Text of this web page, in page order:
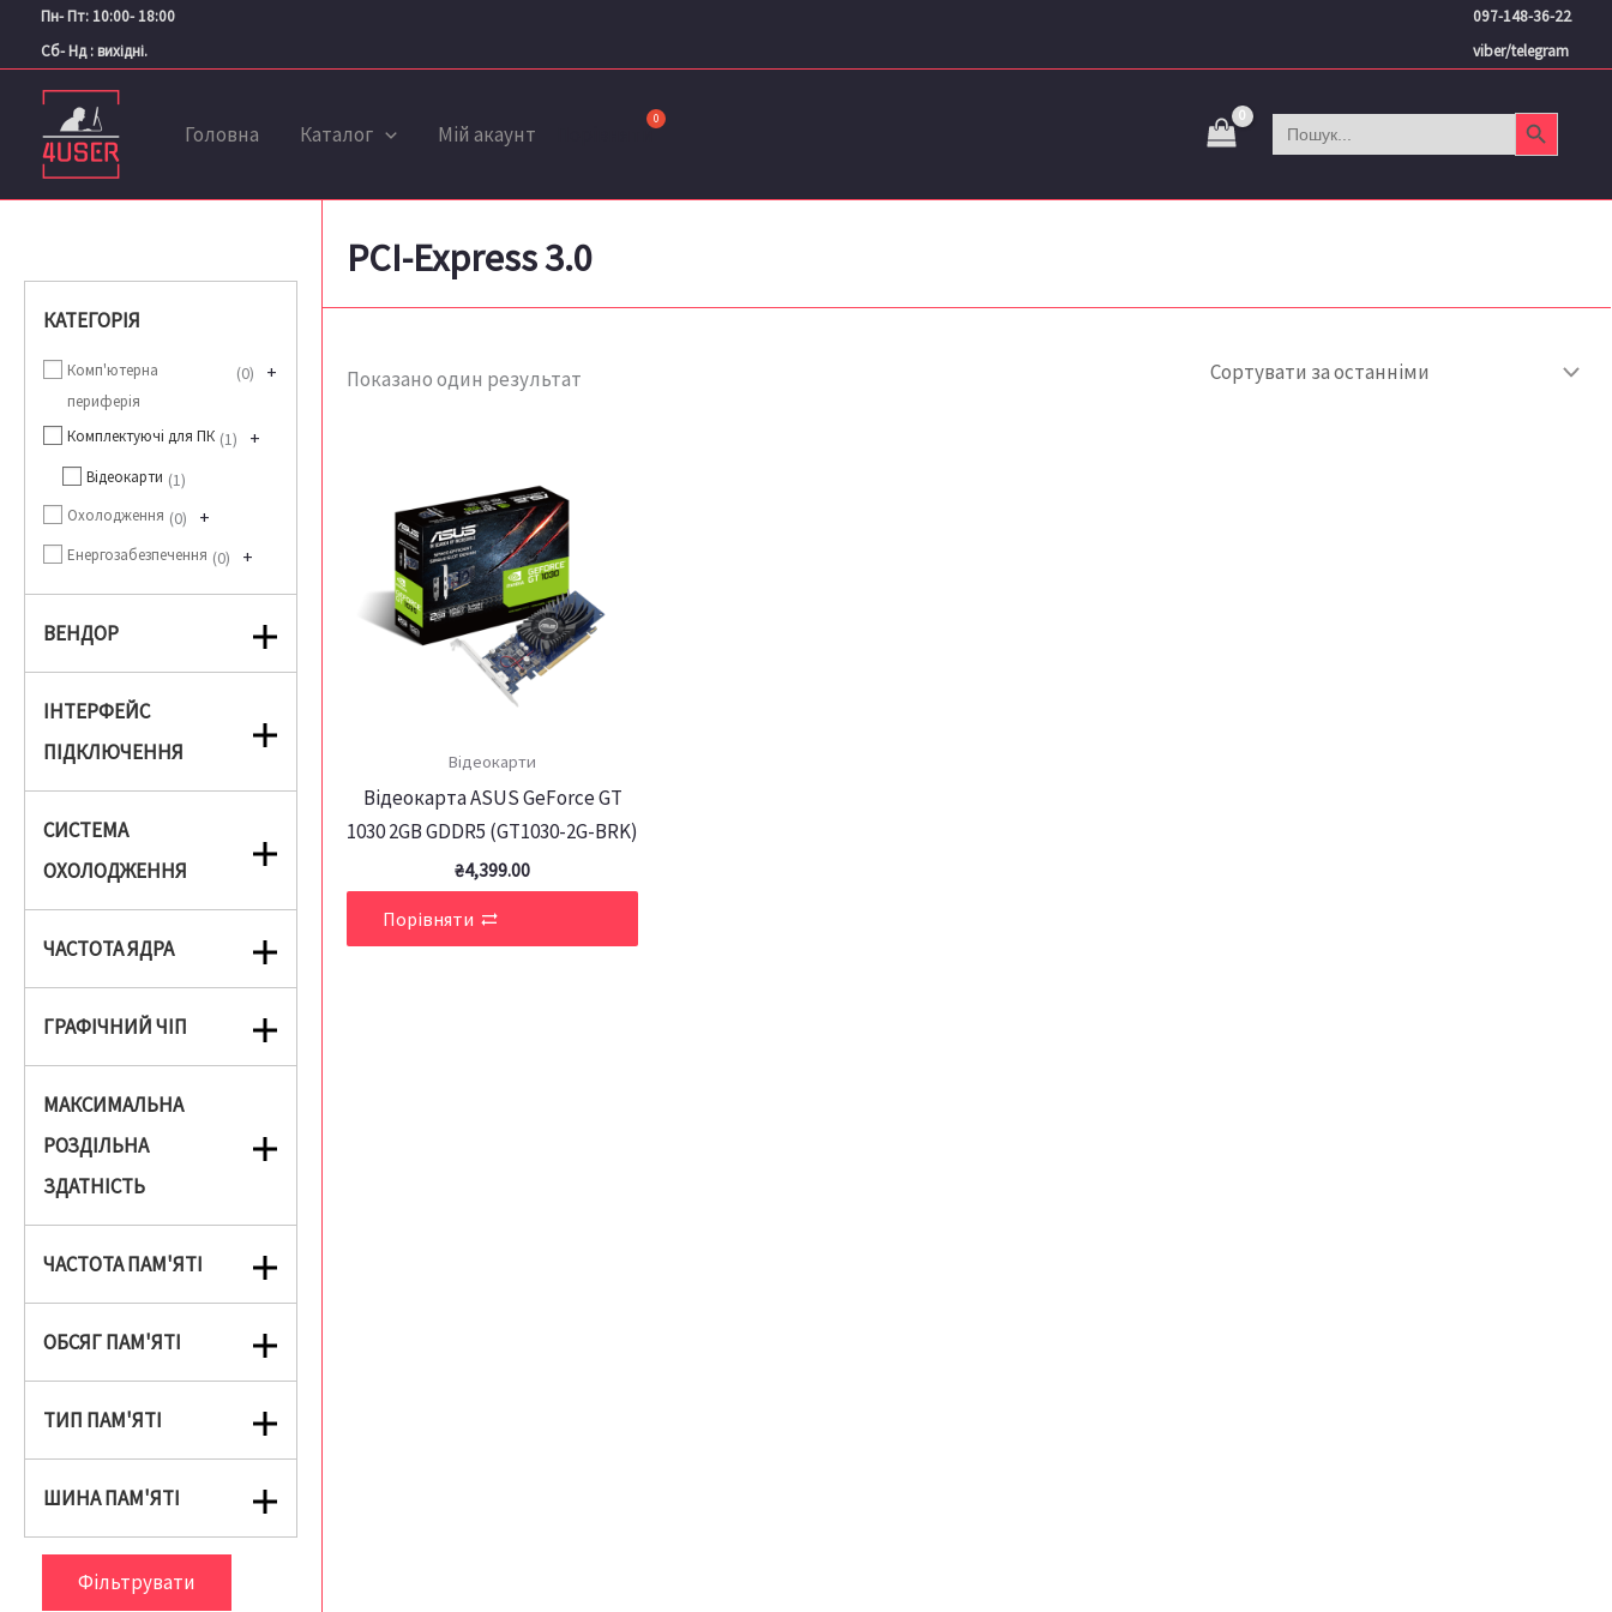
ПерейтиПн- Пт: 10:00- 18:00
Сб- Нд : вихідні.
097-148-36-22
viber/telegram
Головна Каталог Мій акаунт Порівняти Search
for:
Search Button
КАТЕГОРІЯ
Комп'ютерна
периферія
+
0
Комплектуючі для ПК +
1
Відеокарти 1
Охолодження +
0
Енергозабезпечення +
0
ВЕНДОР
ІНТЕРФЕЙС
ПІДКЛЮЧЕННЯ
СИСТЕМА
ОХОЛОДЖЕННЯ
ЧАСТОТА ЯДРА
ГРАФІЧНИЙ ЧІП
МАКСИМАЛЬНА
РОЗДІЛЬНА
ЗДАТНІСТЬ
ЧАСТОТА ПАМ'ЯТІ
ОБСЯГ ПАМ'ЯТІ
ТИП ПАМ'ЯТІ
ШИНА ПАМ'ЯТІ
Фільтрувати
PCI-Express 3.0
Показано один результат
Відеокарти
Відеокарта ASUS GeForce GT
1030 2GB GDDR5 (GT1030-2G-BRK)
₴4,399.00
Порівняти